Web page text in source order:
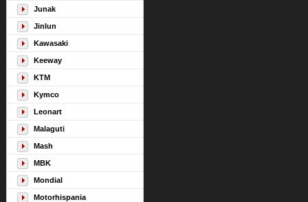
Junak
Jinlun
Kawasaki
Keeway
KTM
Kymco
Leonart
Malaguti
Mash
MBK
Mondial
Motorhispania